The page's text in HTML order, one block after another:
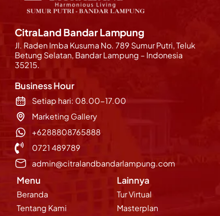
CitraLand Bandar Lampung
Jl. Raden Imba Kusuma No. 789 Sumur Putri, Teluk
Betung Selatan, Bandar Lampung – Indonesia
35215.
Business Hour
Setiap hari: 08.00-17.00
Marketing Gallery
+6288808765888
0721 489789
admin@citralandbandarlampung.com
Menu
Beranda
Tentang Kami
Lainnya
Tur Virtual
Masterplan